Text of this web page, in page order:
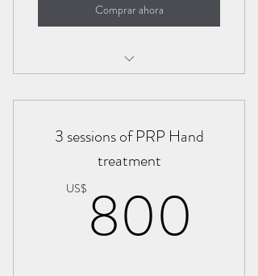
Comprar ahora
3 sessions of PRP Hand
treatment
US$ 800